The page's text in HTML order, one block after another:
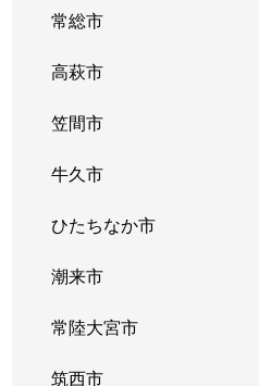
常総市
高萩市
笠間市
牛久市
ひたちなか市
潮来市
常陸大宮市
筑西市